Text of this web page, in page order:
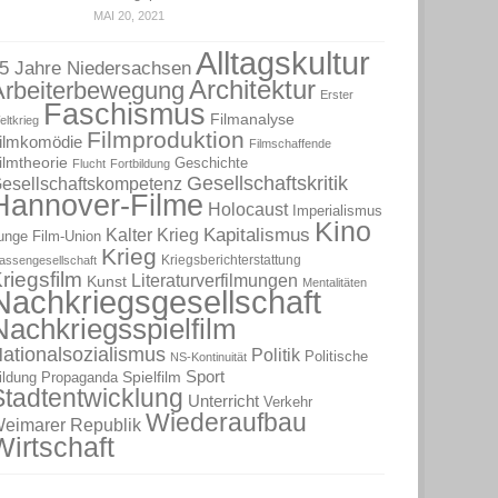
MAI 20, 2021
Jahre Niedersachsen Alltagskultur
Architektur Erster
Faschismus Filmanalyse
Filmproduktion Filmschaffende
Flucht Fortbildung Geschichte
Gesellschaftskritik
Filme Holocaust Imperialismus
Film-Union Kalter Krieg Kapitalismus Kino
Krieg Kriegsberichterstattung
Kunst Literaturverfilmungen Mentalitäten
NS-Kontinuität Politik Politische
Propaganda Spielfilm Sport
Unterricht Verkehr
Republik Wiederaufbau